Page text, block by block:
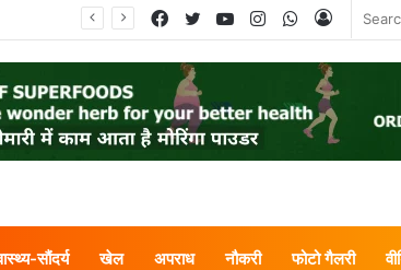
Log
WhatsApp
Instagram
YouTube
Twitter
Facebook
सौंदर्य खेल अपराध नौकरी फोटो गैलरी